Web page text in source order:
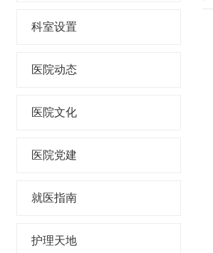
科室设置
医院动态
医院文化
医院党建
就医指南
护理天地